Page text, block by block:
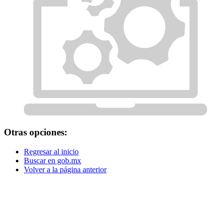
Otras opciones:
Regresar al inicio
Buscar en gob.mx
Volver a la página anterior